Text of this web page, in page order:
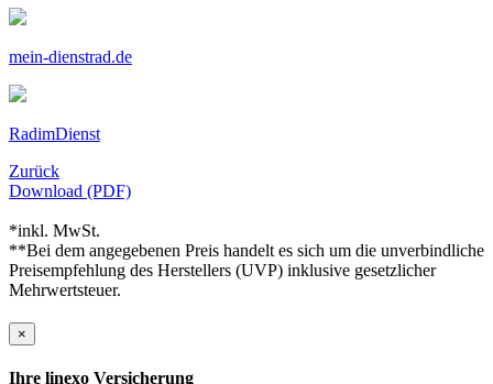
mein-dienstrad.de
RadimDienst
Zurück
Download (PDF)
*inkl. MwSt.
**Bei dem angegebenen Preis handelt es sich um die unverbindliche
Preisempfehlung des Herstellers (UVP) inklusive gesetzlicher
Mehrwertsteuer.
×
Ihre linexo Versicherung